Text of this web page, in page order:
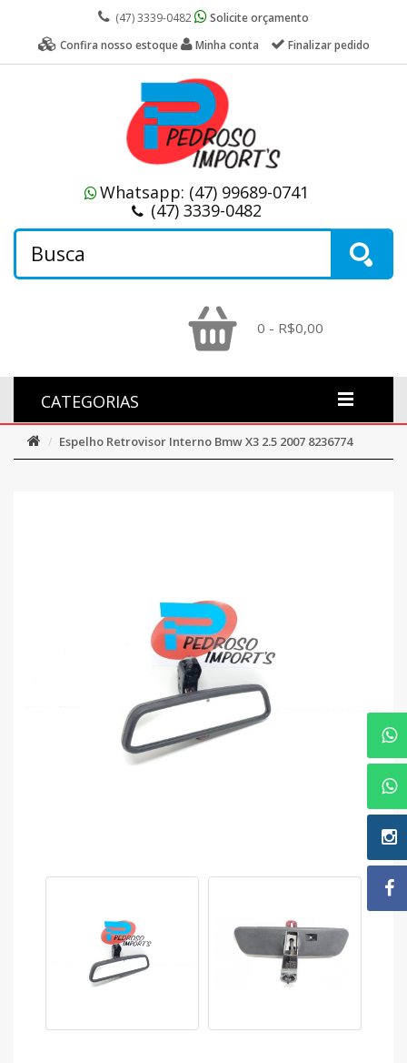
(47) 3339-0482
Solicite orçamento
Confira nosso estoque
Minha conta Finalizar pedido
Whatsapp: (47) 99689-0741
(47) 3339-0482
0 - R$0,00
CATEGORIAS
Espelho Retrovisor Interno Bmw X3 2.5 2007 8236774